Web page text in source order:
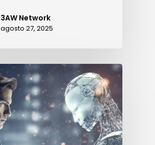
3AW Network
agosto 27, 2025